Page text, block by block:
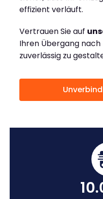
effizient verläuft.
Vertrauen Sie auf
Ihren Übergang nach
zuverlässig zu